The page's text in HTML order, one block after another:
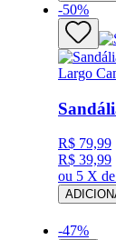
-50%
Largo
R$ 79,99
R$ 39,99
ou 5 X
-47%